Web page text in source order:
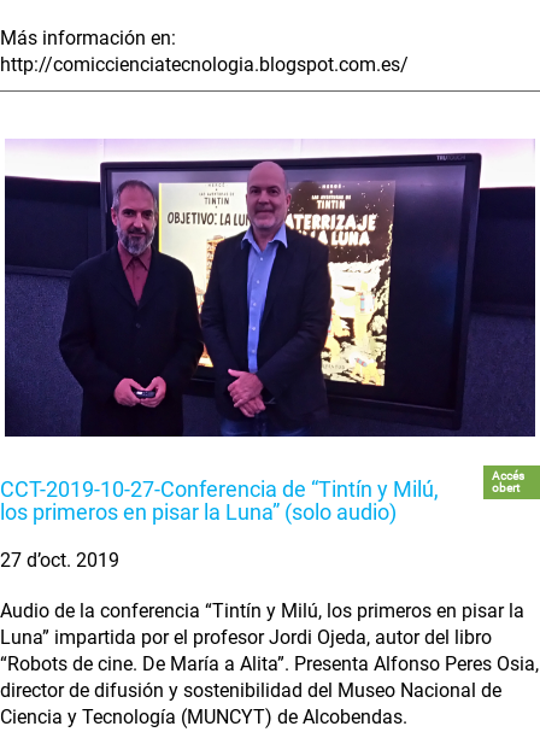
Más información en:
http://comiccienciatecnologia.blogspot.com.es/
CCT-2019-10-27-Conferencia de “Tintín y Milú,
los primeros en pisar la Luna” (solo audio)
Accés
obert
27 d’oct. 2019
Audio de la conferencia “Tintín y Milú, los primeros en pisar la
Luna” impartida por el profesor Jordi Ojeda, autor del libro
“Robots de cine. De María a Alita”. Presenta Alfonso Peres Osia,
director de difusión y sostenibilidad del Museo Nacional de
Ciencia y Tecnología (MUNCYT) de Alcobendas.